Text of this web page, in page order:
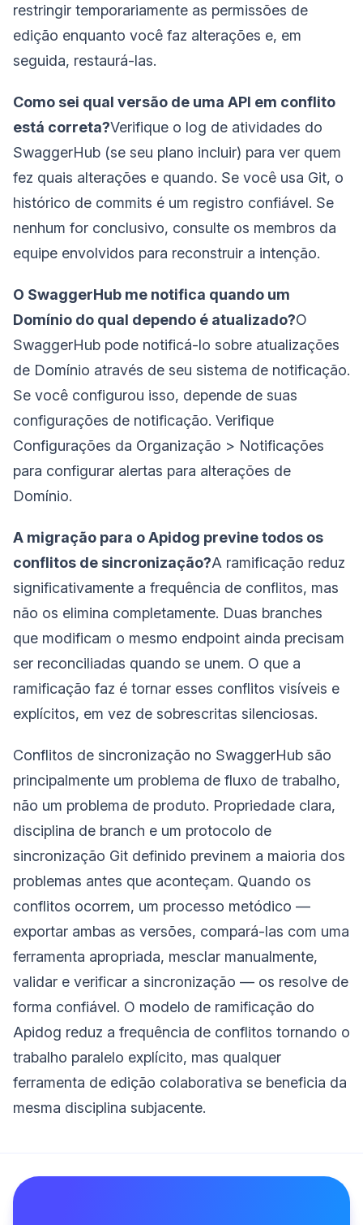
restringir temporariamente as permissões de
edição enquanto você faz alterações e, em
seguida, restaurá-las.
Como sei qual versão de uma API em conflito
está correta?Verifique o log de atividades do
SwaggerHub (se seu plano incluir) para ver quem
fez quais alterações e quando. Se você usa Git, o
histórico de commits é um registro confiável. Se
nenhum for conclusivo, consulte os membros da
equipe envolvidos para reconstruir a intenção.
O SwaggerHub me notifica quando um
Domínio do qual dependo é atualizado?O
SwaggerHub pode notificá-lo sobre atualizações
de Domínio através de seu sistema de notificação.
Se você configurou isso, depende de suas
configurações de notificação. Verifique
Configurações da Organização > Notificações
para configurar alertas para alterações de
Domínio.
A migração para o Apidog previne todos os
conflitos de sincronização?A ramificação reduz
significativamente a frequência de conflitos, mas
não os elimina completamente. Duas branches
que modificam o mesmo endpoint ainda precisam
ser reconciliadas quando se unem. O que a
ramificação faz é tornar esses conflitos visíveis e
explícitos, em vez de sobrescritas silenciosas.
Conflitos de sincronização no SwaggerHub são
principalmente um problema de fluxo de trabalho,
não um problema de produto. Propriedade clara,
disciplina de branch e um protocolo de
sincronização Git definido previnem a maioria dos
problemas antes que aconteçam. Quando os
conflitos ocorrem, um processo metódico —
exportar ambas as versões, compará-las com uma
ferramenta apropriada, mesclar manualmente,
validar e verificar a sincronização — os resolve de
forma confiável. O modelo de ramificação do
Apidog reduz a frequência de conflitos tornando o
trabalho paralelo explícito, mas qualquer
ferramenta de edição colaborativa se beneficia da
mesma disciplina subjacente.